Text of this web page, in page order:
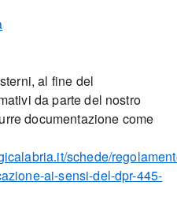
al fine del
da parte del nostro
documentazione come
schede/
ai-sensi-del-dpr-445-